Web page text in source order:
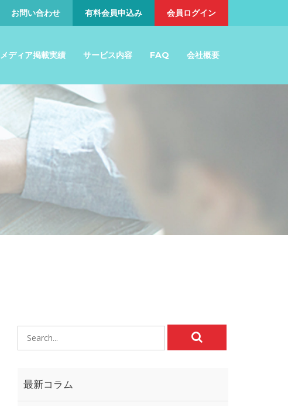
会員ログイン
有料会員申込み
お問い合わせ
メディア掲載実績 サービス内容 FAQ 会社概要
最新コラム